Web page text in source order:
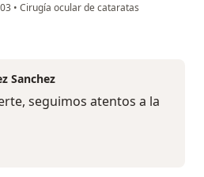
• Cirugía ocular de cataratas
Sanchez
seguimos atentos a la